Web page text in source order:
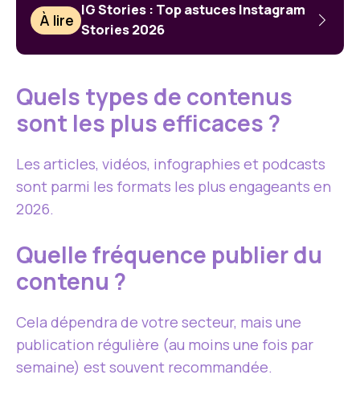
À lire
IG Stories : Top astuces Instagram
Stories 2026
Quels types de contenus
sont les plus efficaces ?
Les articles, vidéos, infographies et podcasts
sont parmi les formats les plus engageants en
2026.
Quelle fréquence publier du
contenu ?
Cela dépendra de votre secteur, mais une
publication régulière (au moins une fois par
semaine) est souvent recommandée.